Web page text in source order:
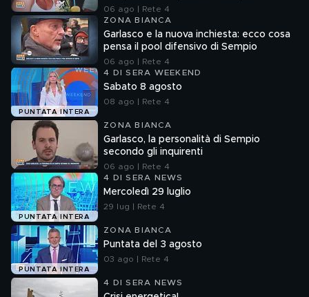
06 ago | Rete 4
ZONA BIANCA
Garlasco e la nuova inchiesta: ecco cosa
pensa il pool difensivo di Sempio
06 ago | Rete 4
PUNTATA INTERA
4 DI SERA WEEKEND
Sabato 8 agosto
08 ago | Rete 4
ZONA BIANCA
Garlasco, la personalità di Sempio
secondo gli inquirenti
06 ago | Rete 4
PUNTATA INTERA
4 DI SERA NEWS
Mercoledì 29 luglio
29 lug | Rete 4
PUNTATA INTERA
ZONA BIANCA
Puntata del 3 agosto
03 ago | Rete 4
4 DI SERA NEWS